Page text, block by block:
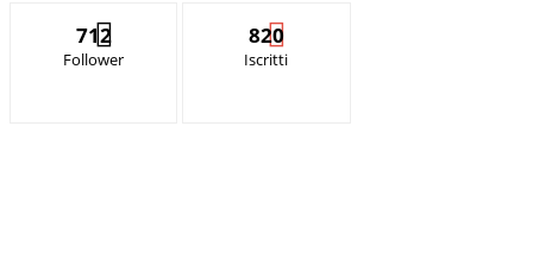
712
Follower
820
Iscritti